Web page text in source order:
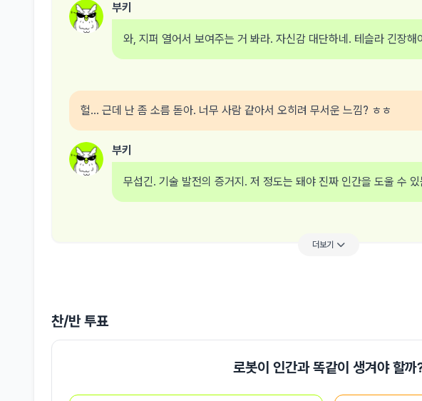
부키
와, 지퍼 열어서 보여주는 거 봐라. 자신감 대단하네. 테슬라 긴장해
헐... 근데 난 좀 소름 돋아. 너무 사람 같아서 오히려 무서운 느낌? ㅎㅎ
부키
무섭긴. 기술 발전의 증거지. 저 정도는 돼야 진짜 인간을 도울 수
더보기
찬/반 투표
로봇이 인간과 똑같이 생겨야 할까